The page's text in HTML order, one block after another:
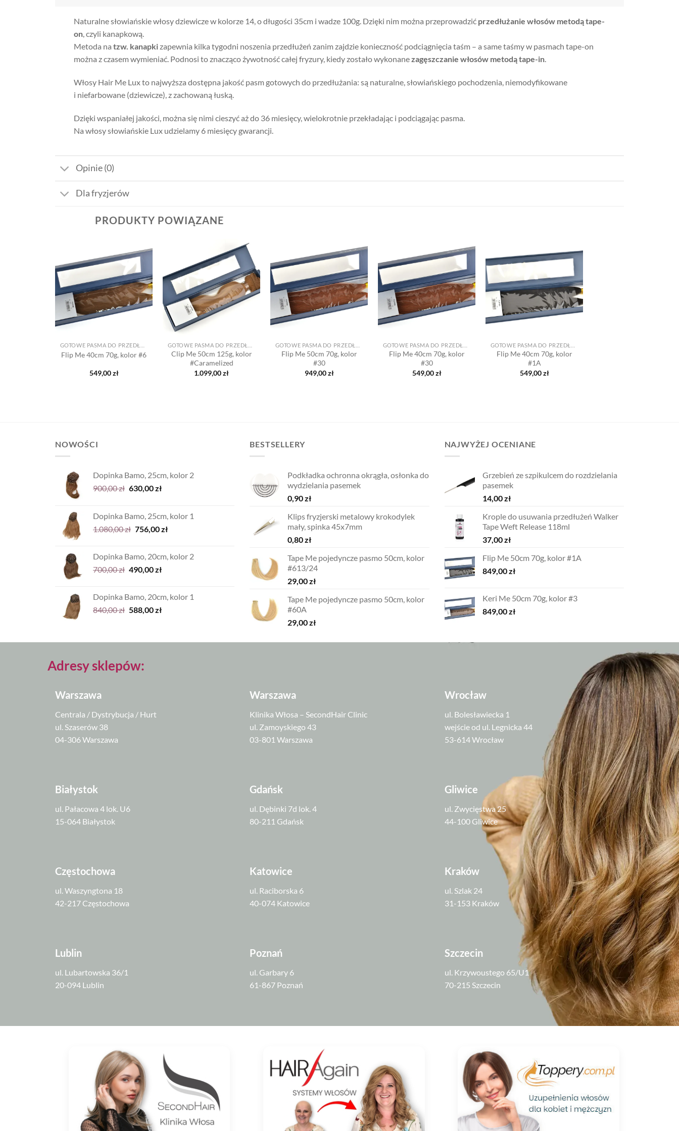
Naturalne słowiańskie włosy dziewicze w kolorze 14, o długości 35cm i wadze 100g. Dzięki nim można przeprowadzić przedłużanie włosów metodą tape-
on, czyli kanapkową.
Metoda na tzw. kanapkizapewnia kilka tygodni noszenia przedłużeń zanim zajdzie konieczność podciągnięcia taśm – a same taśmy w pasmach tape-on
można z czasem wymieniać. Podnosi to znacząco żywotność całej fryzury, kiedy zostało wykonanezagęszczanie włosów metodą tape-in.
Włosy Hair Me Lux to najwyższa dostępna jakość pasm gotowych do przedłużania: są naturalne, słowiańskiego pochodzenia, niemodyfikowane
i niefarbowane (dziewicze), z zachowaną łuską.
Dzięki wspaniałej jakości, można się nimi cieszyć aż do 36 miesięcy, wielokrotnie przekładając i podciągając pasma.
Na włosy słowiańskie Lux udzielamy 6 miesięcy gwarancji.
Opinie (0)
Dla fryzjerów
PRODUKTY POWIĄZANE
Dodaj
do listy
życzeń
Flip Me 40cm 70g, kolor #6
549,00zł
Dodaj
do listy
życzeń
+
Clip Me 50cm 125g, kolor
#Caramelized
1.099,00zł
Dodaj
do listy
życzeń
Flip Me 50cm 70g, kolor
#30
949,00zł
Dodaj
do listy
życzeń
Flip Me 40cm 70g, kolor
#30
549,00zł
Dodaj
do listy
życzeń
Flip Me 40cm 70g, kolor
#1A
549,00zł
NOWOŚCI
Dopinka Bamo, 25cm, kolor 2
900,00zł Pierwotna
900,00 zł.
630,00złAktualna
630,00 zł.
Dopinka Bamo, 25cm, kolor 1
1.080,00zł Pierwotna
1.080,00 zł.
756,00złAktualna
756,00 zł.
Dopinka Bamo, 20cm, kolor 2
700,00zł Pierwotna
700,00 zł.
490,00złAktualna
490,00 zł.
Dopinka Bamo, 20cm, kolor 1
840,00zł Pierwotna
840,00 zł.
588,00złAktualna
588,00 zł.
BESTSELLERY
Podkładka ochronna okrągła, osłonka do
wydzielania pasemek
0,90zł
Klips fryzjerski metalowy krokodylek
mały, spinka 45x7mm
0,80zł
Tape Me pojedyncze pasmo 50cm, kolor
#613/24
29,00zł
Tape Me pojedyncze pasmo 50cm, kolor
#60A
29,00zł
NAJWYŻEJ OCENIANE
Grzebień ze szpikulcem do rozdzielania
pasemek
14,00zł
Krople do usuwania przedłużeń Walker
Tape Weft Release 118ml
37,00zł
Flip Me 50cm 70g, kolor #1A
849,00zł
Keri Me 50cm 70g, kolor #3
849,00zł
Adresy sklepów:
Warszawa
Centrala / Dystrybucja / Hurt
ul. Szaserów 38
04-306 Warszawa
Warszawa
Klinika Włosa – SecondHair Clinic
ul. Zamoyskiego 43
03-801 Warszawa
Wrocław
ul. Bolesławiecka 1
wejście od ul. Legnicka 44
53-614 Wrocław
Białystok
ul. Pałacowa 4 lok. U6
15-064 Białystok
Gdańsk
ul. Dębinki 7d lok. 4
80-211 Gdańsk
Gliwice
ul. Zwycięstwa 25
44-100 Gliwice
Częstochowa
ul. Waszyngtona 18
42-217 Częstochowa
Katowice
ul. Raciborska 6
40-074 Katowice
Kraków
ul. Szlak 24
31-153 Kraków
Lublin
ul. Lubartowska 36/1
20-094 Lublin
Poznań
ul. Garbary 6
61-867 Poznań
Szczecin
ul. Krzywoustego 65/U1
70-215 Szczecin